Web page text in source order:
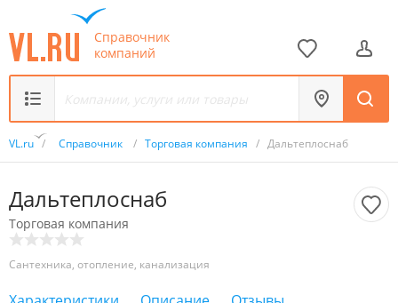
Справочник
компаний
VL.ru / Справочник / Торговая компания / Дальтеплоснаб
Дальтеплоснаб
Торговая компания
Сантехника, отопление, канализация